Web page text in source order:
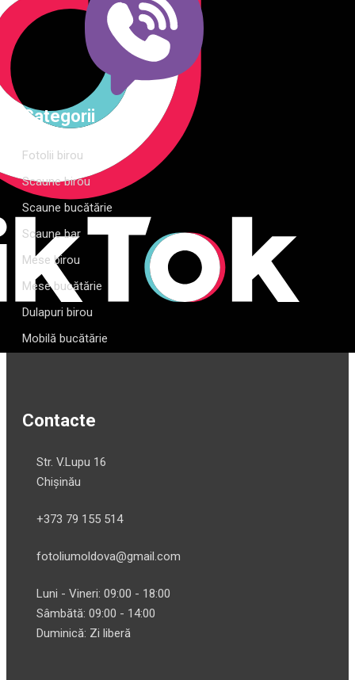
Categorii
Fotolii birou
Scaune birou
Scaune bucătărie
Scaune bar
Mese birou
Mese bucătărie
Dulapuri birou
Mobilă bucătărie
Contacte
Str. V.Lupu 16
Chișinău
+373 79 155 514
fotoliumoldova@gmail.com
Luni - Vineri: 09:00 - 18:00
Sâmbătă: 09:00 - 14:00
Duminică: Zi liberă